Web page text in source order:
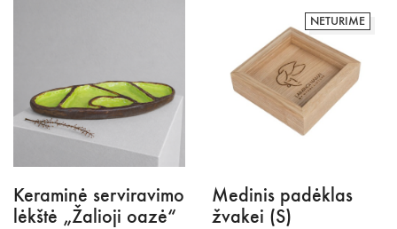
Keraminė serviravimo
lėkštė „Žalioji oazė“
NETURIME
Medinis padėklas
žvakei (S)